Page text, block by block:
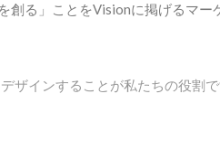
創る」ことをVisionに掲げるマー
ザインすることが私たちの役割で